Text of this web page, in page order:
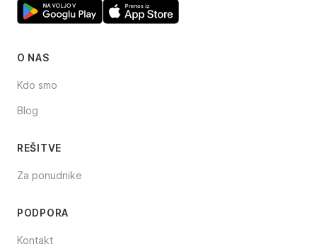
O NAS
Kdo smo
Blog
REŠITVE
Za ponudnike
PODPORA
Kontakt